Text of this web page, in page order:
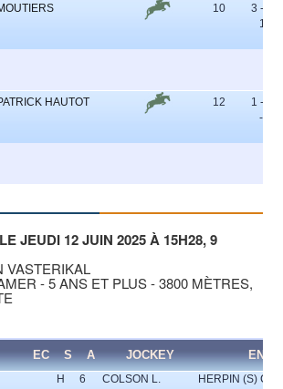
10
3 - 2 -
11 -
HAUTOT 12
1 - 7 -
- 6 -
JEUDI 12 JUIN 2025 À 15H28, 9
VASTERIKAL
- 5 ANS ET PLUS - 3800 MÈTRES,
EC S A JOCKEY
H 6 COLSON L.
HERPIN (S) CH.